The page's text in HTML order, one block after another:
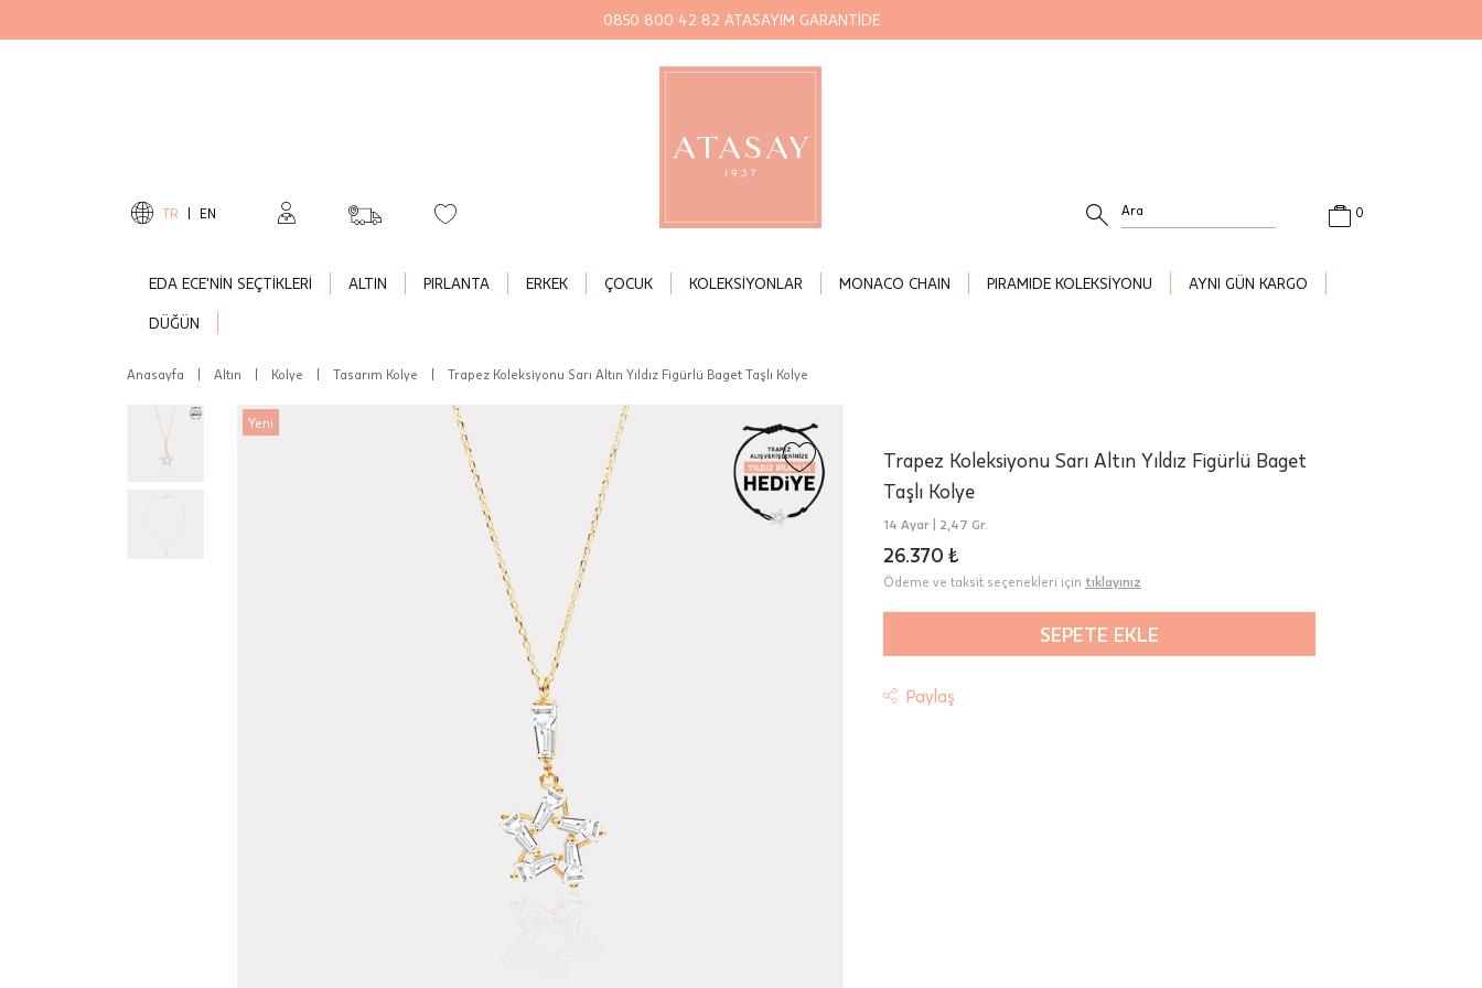
0850 800 42 82 ATASAYIM GARANTİDE
TR EN
EDA ECE'NİN SEÇTİKLERİ ALTIN PIRLANTA ERKEK ÇOCUK KOLEKSİYONLAR MONACO CHAIN PIRAMIDE KOLEKSİYONU AYNI GÜN KARGO
DÜĞÜN
0
Anasayfa Altın Kolye Tasarım Kolye Trapez Koleksiyonu Sarı Altın Yıldız Figürlü Baget Taşlı Kolye
Yeni
Trapez Koleksiyonu Sarı Altın Yıldız Figürlü Baget
Taşlı Kolye
14 Ayar | 2,47 Gr.
26.370 ₺
Ödeme ve taksit seçenekleri için tıklayınız
SEPETE EKLE
Paylaş
Teslimat
Siparişleriniz "HepsiJet Kargo" ile ücretsiz ve sigortalı olarak
gönderilmektedir.